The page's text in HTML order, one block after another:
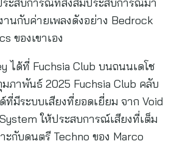
นกับค่ายเพลงดังอย่าง Bedrock
ของเขาเอง
ได้ที่ Fuchsia Club บนถนนเดโช
ภาพันธ์ 2025 Fuchsia Club คลับ
ที่มีระบบเสียงที่ยอดเยี่ยม จาก Void
ให้ประสบการณ์เสียงที่เต็ม
ะกับดนตรี Techno ของ Marco